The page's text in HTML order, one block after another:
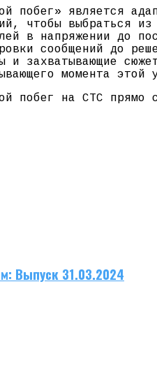
побег» является
чтобы выбраться
в напряжении до
сообщений до
и захватывающие
момента этой
побег на СТС прямо
Выпуск 31.03.2024